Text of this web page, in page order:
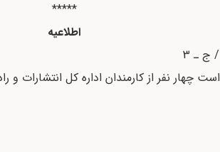
*****
اطلاعیه
چهار نفر از کارمندان اداره کل انتشارات و